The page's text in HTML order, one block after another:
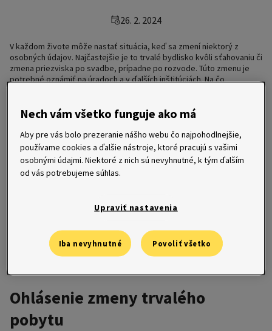
26. 2. 2024
V každom živote môže nastať situácia, keď sa zmení niektorý z
osobných údajov. Najčastejšie je to trvalé bydlisko kvôli sťahovaniu či
zmena priezviska po svadbe, prípadne po rozvode. Túto zmenu je
potrebné oznámiť na úradoch a v ďalších inštitúciách. Na čo
Ohlásenie zmeny trvalého
pobytu
Nech vám všetko funguje ako má
Aby pre vás bolo prezeranie nášho webu čo najpohodlnejšie,
používame cookies a ďalšie nástroje, ktoré pracujú s vašimi
osobnými údajmi. Niektoré z nich sú nevyhnutné, k tým ďalším
od vás potrebujeme súhlas.
Upraviť nastavenia
Iba nevyhnutné Povoliť všetko